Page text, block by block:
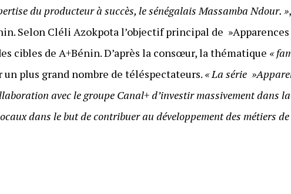
du producteur à succès, le sénégalais Massamba Ndour. »
Selon Cléli Azokpota l’objectif principal de
cibles de A+Bénin. D’après la consœur, la thématique «
plus grand nombre de téléspectateurs. « La série
avec le groupe Canal+ d’investir massivement dans
dans le but de contribuer au développement des métiers